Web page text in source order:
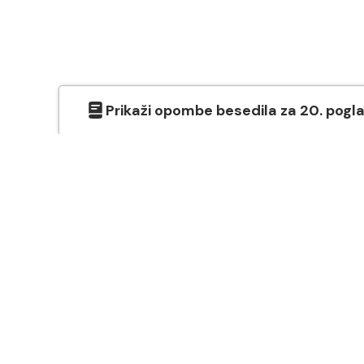
Prikaži opombe besedila za 20.